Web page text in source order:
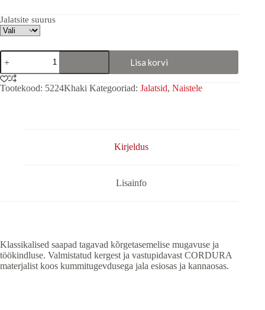
Jalatsite suurus
Jalatsid
"GreenWood"
roheline
(Vildist
Lisa korvi
Tootekood: 5224Khaki Kategooriad: Jalatsid, Naistele
Kirjeldus
Lisainfo
Klassikalised saapad tagavad kõrgetasemelise mugavuse ja
töökindluse. Valmistatud kergest ja vastupidavast CORDURA
materjalist koos kummitugevdusega jala esiosas ja kannaosas.